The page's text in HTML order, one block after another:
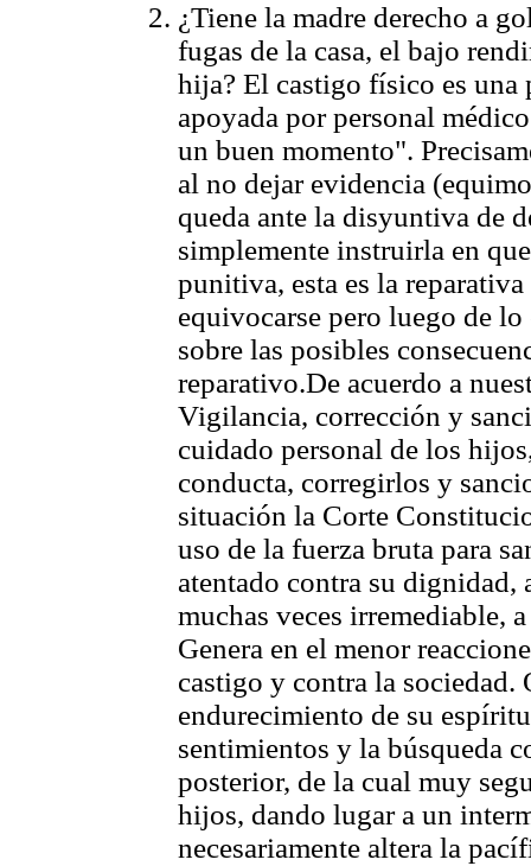
¿Tiene la madre derecho a
fugas de la casa, el bajo
hija? El castigo físico es
apoyada por personal
un buen momento".
al no dejar evidencia
queda ante la disyuntiva de
simplemente instruirla en
punitiva, esta es la
equivocarse pero luego de
sobre las posibles
reparativo.De acuerdo a
Vigilancia, corrección y
cuidado personal de los
conducta, corregirlos y
situación la Corte
uso de la fuerza bruta para
atentado contra su dignidad,
muchas veces irremediable,
Genera en el menor
castigo y contra la
endurecimiento de su
sentimientos y la búsqueda
posterior, de la cual muy
hijos, dando lugar a un
necesariamente altera la